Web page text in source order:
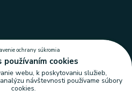
ochrany súkromia
používaním cookies
webu, k poskytovaniu služieb,
návštevnosti používame súbory
cookies.